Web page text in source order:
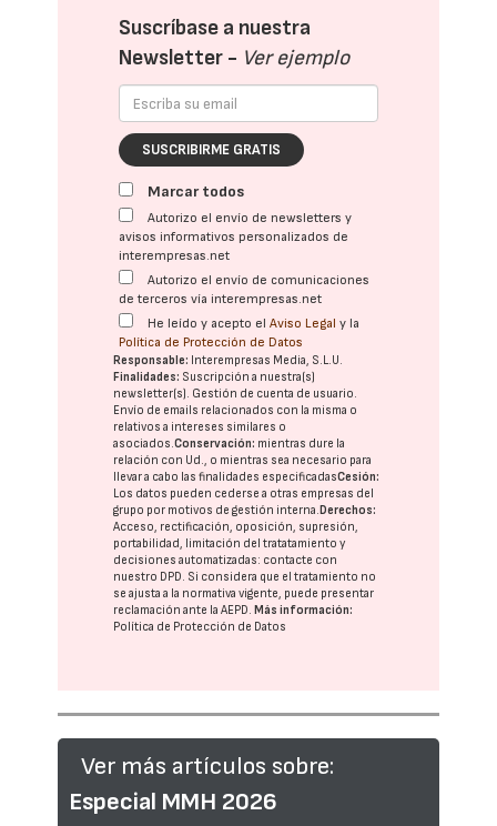
Suscríbase a nuestra
Newsletter - Ver ejemplo
SUSCRIBIRME GRATIS
Marcar todos
Autorizo el envío de newsletters y
avisos informativos personalizados de
interempresas.net
Autorizo el envío de comunicaciones
de terceros vía interempresas.net
He leído y acepto elAviso Legal y la
Política de Protección de Datos
Responsable: Interempresas Media, S.L.U.
Finalidades: Suscripción a nuestra(s)
newsletter(s). Gestión de cuenta de usuario.
Envío de emails relacionados con la misma o
relativos a intereses similares o
asociados.Conservación: mientras dure la
relación con Ud., o mientras sea necesario para
llevar a cabo las finalidades especificadasCesión:
Los datos pueden cederse a otras empresas del
grupo por motivos de gestión interna. Derechos:
Acceso, rectificación, oposición, supresión,
portabilidad, limitación del tratatamiento y
decisiones automatizadas: contacte con
nuestro DPD. Si considera que el tratamiento no
se ajusta a la normativa vigente, puede presentar
reclamación ante laAEPD. Más información:
Política de Protección de Datos
Ver más artículos sobre:
Especial MMH 2026